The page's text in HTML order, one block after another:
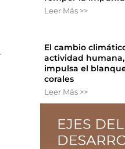
Leer Más >>
El cambio
actividad humana,
impulsa el
corales
Leer Más >>